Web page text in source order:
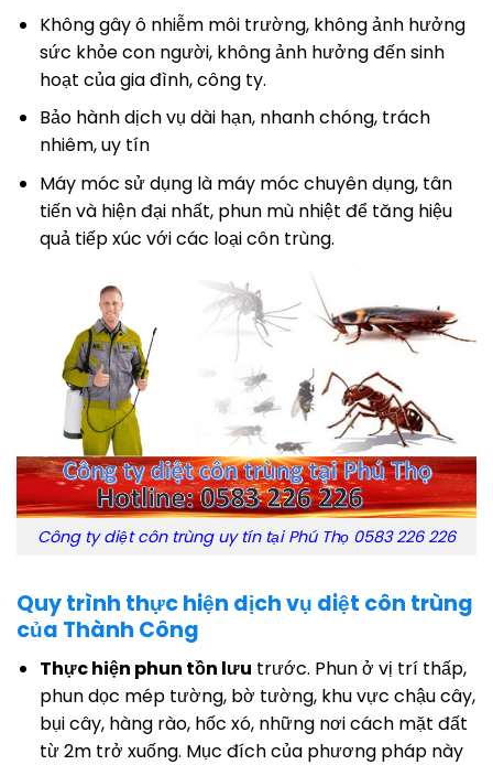
Không gây ô nhiễm môi trường, không ảnh hưởng
sức khỏe con người, không ảnh hưởng đến sinh
hoạt của gia đình, công ty.
Bảo hành dịch vụ dài hạn, nhanh chóng, trách
nhiêm, uy tín
Máy móc sử dụng là máy móc chuyên dụng, tân
tiến và hiện đại nhất, phun mù nhiệt để tăng hiệu
quả tiếp xúc với các loại côn trùng.
Công ty diệt côn trùng uy tín tại Phú Thọ 0583 226 226
Quy trình thực hiện dịch vụ diệt côn trùng
của Thành Công
Thực hiện phun tồn lưu trước. Phun ở vị trí thấp,
phun dọc mép tường, bờ tường, khu vực chậu cây,
bụi cây, hàng rào, hốc xó, những nơi cách mặt đất
từ 2m trở xuống. Mục đích của phương pháp này